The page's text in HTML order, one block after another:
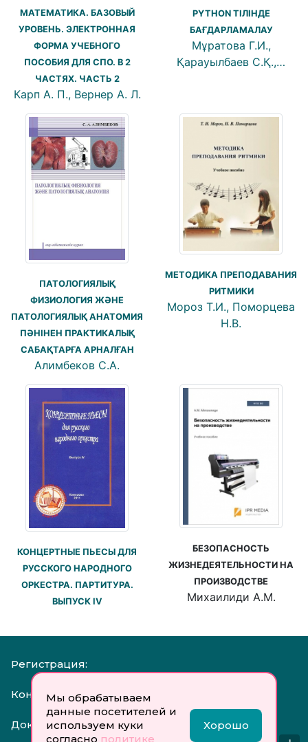
Мы обрабатываем
данные посетителей и
используем куки
согласно политике
Хорошо
МАТЕМАТИКА. БАЗОВЫЙ
УРОВЕНЬ. ЭЛЕКТРОННАЯ
ФОРМА УЧЕБНОГО
ПОСОБИЯ ДЛЯ СПО. В 2
ЧАСТЯХ. ЧАСТЬ 2
Карп А. П., Вернер А. Л.
PYTHON ТІЛІНДЕ
БАҒДАРЛАМАЛАУ
Мұратова Г.И.,
Қарауылбаев С.Қ.,…
ПАТОЛОГИЯЛЫҚ
ФИЗИОЛОГИЯ ЖƏНЕ
ПАТОЛОГИЯЛЫҚ АНАТОМИЯ
ПƏНІНЕН ПРАКТИКАЛЫҚ
САБАҚТАРҒА АРНАЛҒАН
Алимбеков С.А.
МЕТОДИКА ПРЕПОДАВАНИЯ
РИТМИКИ
Мороз Т.И., Поморцева
Н.В.
КОНЦЕРТНЫЕ ПЬЕСЫ ДЛЯ
РУССКОГО НАРОДНОГО
ОРКЕСТРА. ПАРТИТУРА.
ВЫПУСК IV
БЕЗОПАСНОСТЬ
ЖИЗНЕДЕЯТЕЛЬНОСТИ НА
ПРОИЗВОДСТВЕ
Михаилиди А.М.
Регистрация:
Контакты:
Документы: